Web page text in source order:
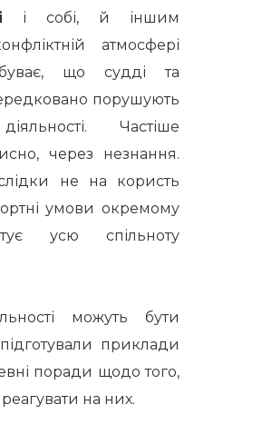
і собі, й іншим
атмосфері
що судді та
порушують
Частіше
через незнання.
не на користь
умови окремому
усю спільноту
можуть бути
приклади
поради щодо того,
на них.